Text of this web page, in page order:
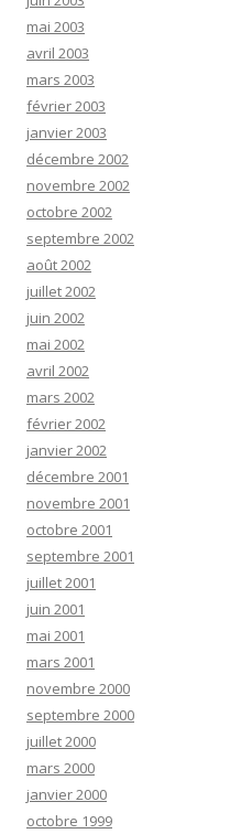
mai 2003
avril 2003
mars 2003
février 2003
janvier 2003
décembre 2002
novembre 2002
octobre 2002
septembre 2002
août 2002
juillet 2002
juin 2002
mai 2002
avril 2002
mars 2002
février 2002
janvier 2002
décembre 2001
novembre 2001
octobre 2001
septembre 2001
juillet 2001
juin 2001
mai 2001
mars 2001
novembre 2000
septembre 2000
juillet 2000
mars 2000
janvier 2000
octobre 1999